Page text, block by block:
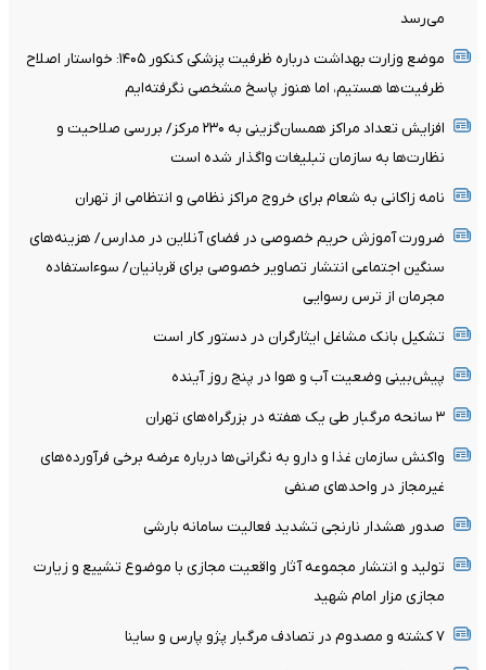
می‌رسد
موضع وزارت بهداشت درباره ظرفیت پزشکی کنکور ۱۴۰۵: خواستار اصلاح
ظرفیت‌ها هستیم، اما هنوز پاسخ مشخصی نگرفته‌ایم
افزایش تعداد مراکز همسان‌گزینی به ۲۳۰ مرکز/ بررسی صلاحیت و
نظارت‌ها به سازمان تبلیغات واگذار شده است
نامه زاکانی به شعام برای خروج مراکز نظامی و انتظامی از تهران
ضرورت آموزش حریم خصوصی در فضای آنلاین در مدارس/ هزینه‌های
سنگین اجتماعی انتشار تصاویر خصوصی برای قربانیان/ سوءاستفاده
مجرمان از ترس رسوایی
تشکیل بانک مشاغل ایثارگران در دستور کار است
پیش‌بینی وضعیت آب و هوا در پنج روز آینده
۳ سانحه مرگبار طی یک هفته در بزرگراه‌های تهران
واکنش سازمان غذا و دارو به نگرانی‌ها درباره عرضه برخی فرآورده‌های
غیرمجاز در واحدهای صنفی
صدور هشدار نارنجی تشدید فعالیت سامانه بارشی
تولید و انتشار مجموعه آثار واقعیت مجازی با موضوع تشییع و زیارت
مجازی مزار امام شهید
۷ کشته و مصدوم در تصادف مرگبار پژو پارس و ساینا